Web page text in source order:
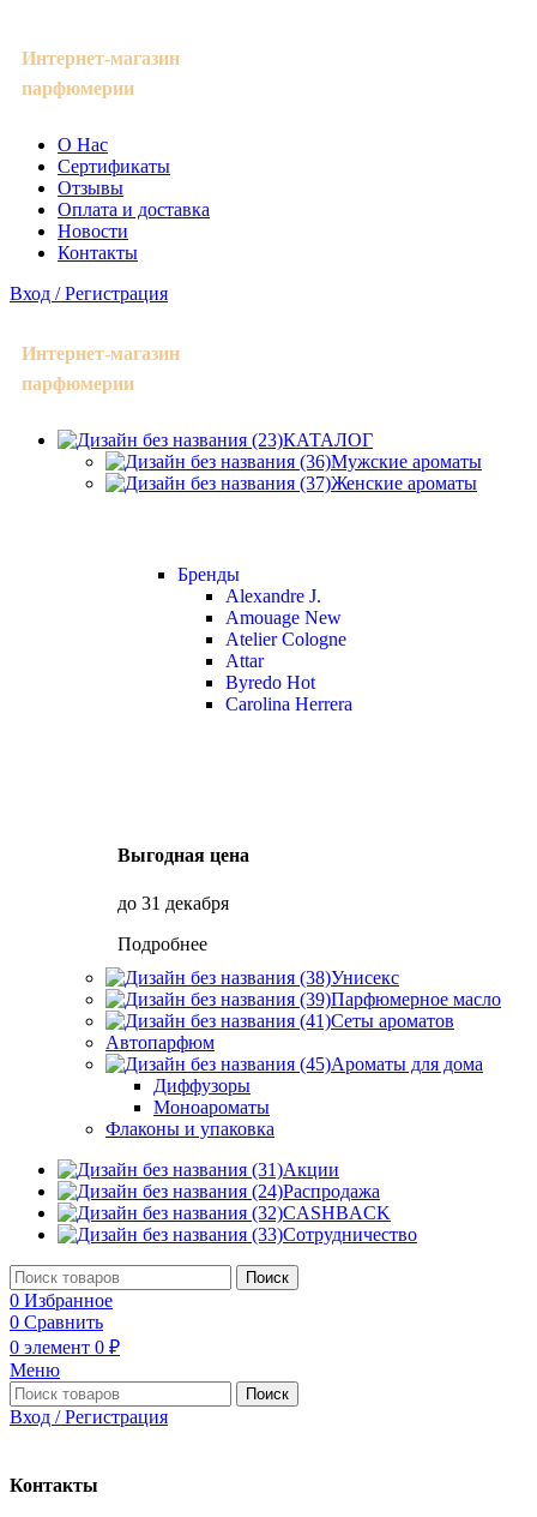
Интернет-магазин
парфюмерии
О Нас
Сертификаты
Отзывы
Оплата и доставка
Новости
Контакты
Вход / Регистрация
Интернет-магазин
парфюмерии
КАТАЛОГ
Мужские ароматы
Женские ароматы
Бренды
Alexandre J.
Amouage New
Atelier Cologne
Attar
Byredo Hot
Carolina Herrera
Выгодная цена
до 31 декабря
Подробнее
Унисекс
Парфюмерное масло
Сеты ароматов
Автопарфюм
Ароматы для дома
Диффузоры
Моноароматы
Флаконы и упаковка
Акции
Распродажа
CASHBACK
Сотрудничество
Поиск
0 Избранное
0 Сравнить
0 элемент 0 ₽
Меню
Поиск
Вход / Регистрация
Контакты